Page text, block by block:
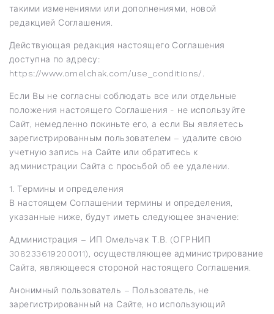
такими изменениями или дополнениями, новой
редакцией Соглашения.
Действующая редакция настоящего Соглашения
доступна по адресу:
https://www.omelchak.com/use_conditions/
Если Вы не согласны соблюдать все или отдельные
положения настоящего Соглашения - не используйте
Сайт, немедленно покиньте его, а если Вы являетесь
зарегистрированным пользователем – удалите свою
учетную запись на Сайте или обратитесь к
администрации Сайта с просьбой об ее удалении.
1. Термины и определения
В настоящем Соглашении термины и определения,
указанные ниже, будут иметь следующее значение:
Администрация – ИП Омельчак Т.В. (ОГРНИП
308233619200011), осуществляющее администрирование
Сайта, являющееся стороной настоящего Соглашения.
Анонимный пользователь – Пользователь, не
зарегистрированный на Сайте, но использующий